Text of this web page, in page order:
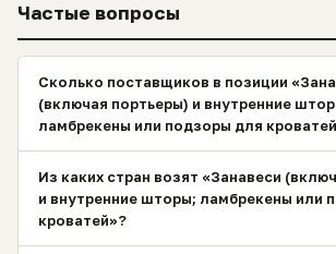
Частые вопросы
Сколько поставщиков в позиции
(включая портьеры) и внутренние
ламбрекены или подзоры для
Из каких стран возят «Занавеси
и внутренние шторы; ламбрекены или
кроватей»?